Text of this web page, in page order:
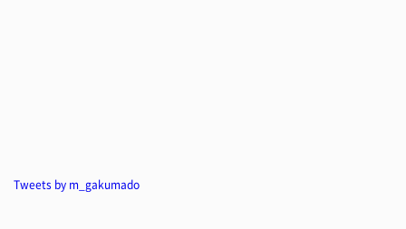
Tweets by m_gakumado